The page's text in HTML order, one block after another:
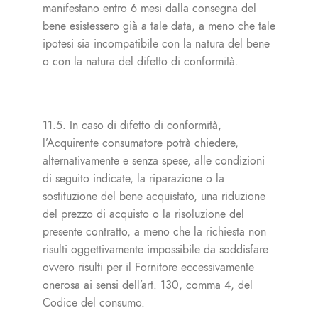
manifestano entro 6 mesi dalla consegna del
bene esistessero già a tale data, a meno che tale
ipotesi sia incompatibile con la natura del bene
o con la natura del difetto di conformità.
11.5. In caso di difetto di conformità,
l’Acquirente consumatore potrà chiedere,
alternativamente e senza spese, alle condizioni
di seguito indicate, la riparazione o la
sostituzione del bene acquistato, una riduzione
del prezzo di acquisto o la risoluzione del
presente contratto, a meno che la richiesta non
risulti oggettivamente impossibile da soddisfare
ovvero risulti per il Fornitore eccessivamente
onerosa ai sensi dell’art. 130, comma 4, del
Codice del consumo.